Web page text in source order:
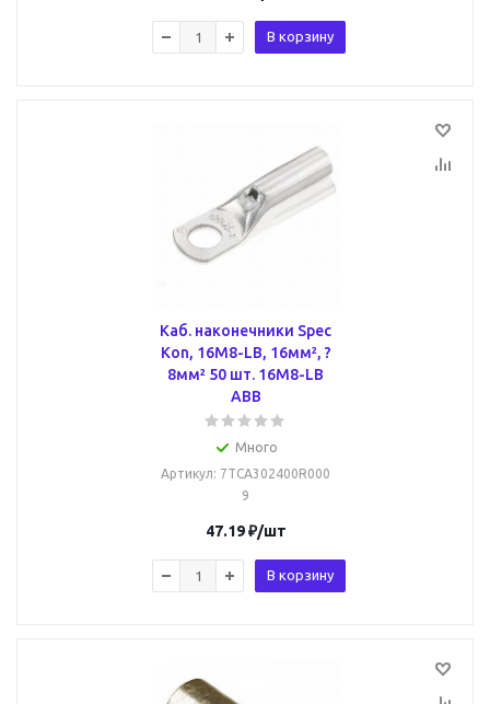
В корзину
Каб. наконечники Spec
Kon, 16M8-LB, 16мм², ?
8мм² 50 шт. 16M8-LB
ABB
Много
Артикул: 7TCA302400R000
9
47.19₽/шт
В корзину